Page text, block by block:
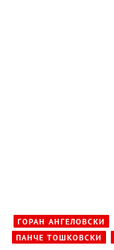
ГОРАН АНГЕЛОВСКИ
ПАНЧЕ ТОШКОВСКИ